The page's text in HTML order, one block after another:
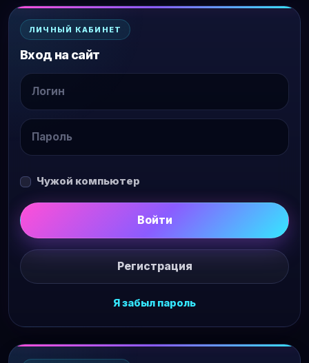
ЛИЧНЫЙ КАБИНЕТ
Вход на сайт
Чужой компьютер
Войти
Регистрация
Я забыл пароль